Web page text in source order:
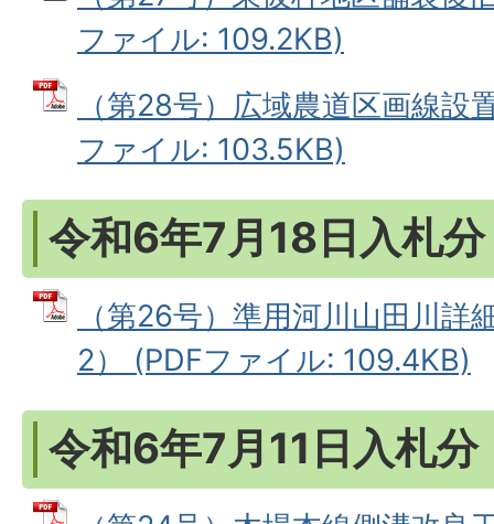
ファイル: 109.2KB)
（第28号）広域農道区画線設
ファイル: 103.5KB)
令和6年7月18日入札分
（第26号）準用河川山田川詳
2） (PDFファイル: 109.4KB)
令和6年7月11日入札分